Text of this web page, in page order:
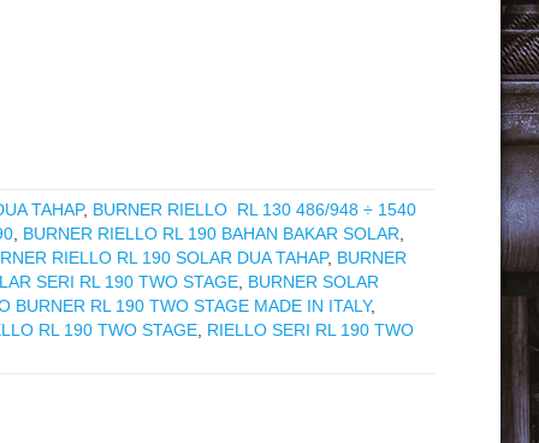
TAHAP, BURNER RIELLO RL 130 486/948 ÷ 1540
BURNER RIELLO RL 190 BAHAN BAKAR SOLAR
RIELLO RL 190 SOLAR DUA TAHAP, BURNER
SERI RL 190 TWO STAGE BURNER SOLAR
BURNER RL 190 TWO STAGE MADE IN ITALY,
RL 190 TWO STAGE RIELLO SERI RL 190 TWO